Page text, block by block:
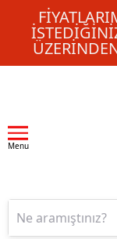
Menu